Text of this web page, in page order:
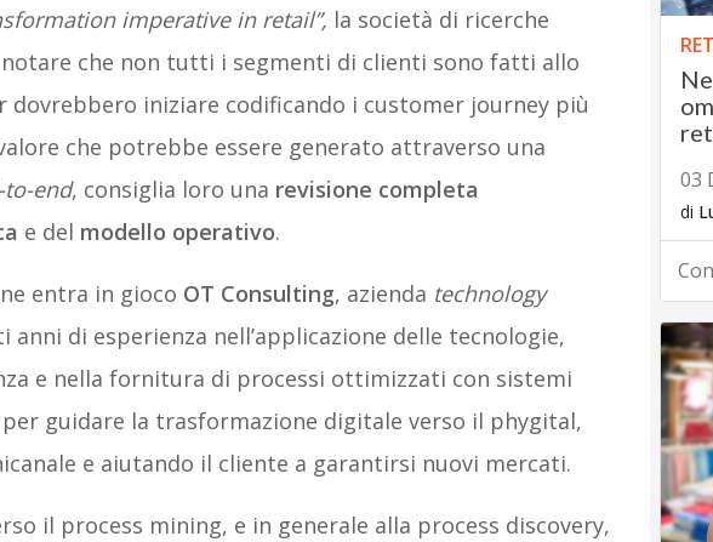
imperative in retail”, la società di ricerche
che non tutti i segmenti di clienti sono fatti allo
dovrebbero iniziare codificando i customer journey più
che potrebbe essere generato attraverso una
end, consiglia loro una revisione completa
e del modello operativo.
entra in gioco OT Consulting, azienda technology
anni di esperienza nell’applicazione delle tecnologie,
e nella fornitura di processi ottimizzati con sistemi
per guidare la trasformazione digitale verso il phygital,
e aiutando il cliente a garantirsi nuovi mercati.
il process mining, e in generale alla process discovery,
03
di